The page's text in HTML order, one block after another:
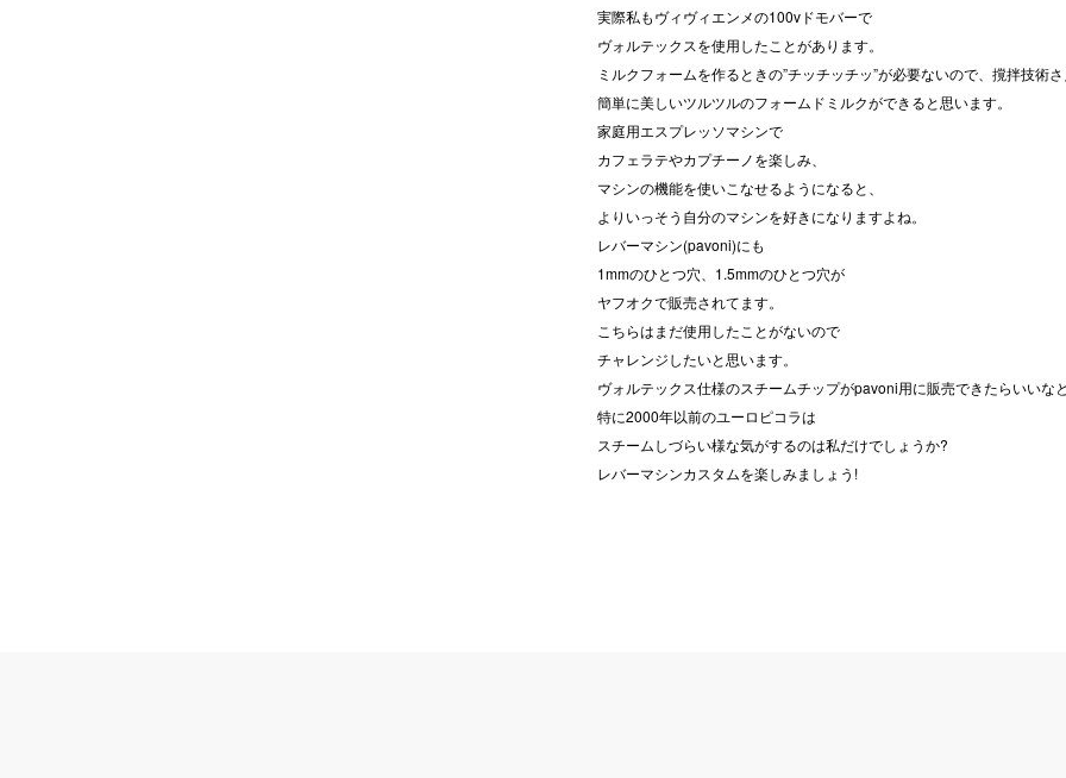
実際私もヴィヴィエンメの100vドモバーで
ヴォルテックスを使用したことがあります。
ミルクフォームを作るときの”チッチッチッ”が必要ないので、撹拌技術さ
簡単に美しいツルツルのフォームドミルクができると思います。
家庭用エスプレッソマシンで
カフェラテやカプチーノを楽しみ、
マシンの機能を使いこなせるようになると、
よりいっそう自分のマシンを好きになりますよね。
レバーマシン(pavoni)にも
1mmのひとつ穴、1.5mmのひとつ穴が
ヤフオクで販売されてます。
こちらはまだ使用したことがないので
チャレンジしたいと思います。
ヴォルテックス仕様のスチームチップがpavoni用に販売できたらいいな
特に2000年以前のユーロピコラは
スチームしづらい様な気がするのは私だけでしょうか?
レバーマシンカスタムを楽しみましょう!